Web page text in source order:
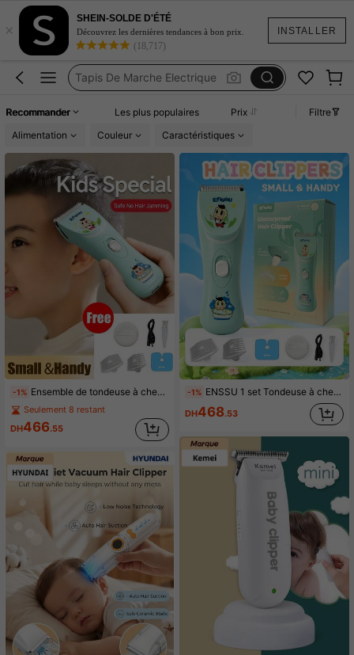
INSTALLER
×
SHEIN-SOLDE D'ÉTÉ
Découvrez les dernières tendances à bon prix.
(18,717)
Maquina Para Cortar Cabello Niño
Razor Hair
Tapis De Marche Electrique
Maquina Para Cortar Cabello Niño
Razor Hair
Recommander Les plus populaires Prix
Filtre
Alimentation
Couleur Caractéristiques
-1% Ensemble de tondeuse à cheveux électrique sans fil, tondeuse à cheveux portable étanche et peu bruyante, lame en céramique, utilisation sèche et humide, kit de coupe de cheveux rechargeable pour enfants
Seulement 8 restant
DH466.55
-1% ENSSU 1 set Tondeuse à cheveux électrique sans fil, Tondeuse à cheveux d'utilisation domestique, Coiffure DIY, Tondeuse à cheveux silencieuse professionnelle pour enfants, Tondeuse à cheveux sans fil rechargeable pour enfants, Utilisation mouillée et sèche, 7 niveaux étanche, Set de tondeuse à cheveux pour enfants à domicile
DH468.53